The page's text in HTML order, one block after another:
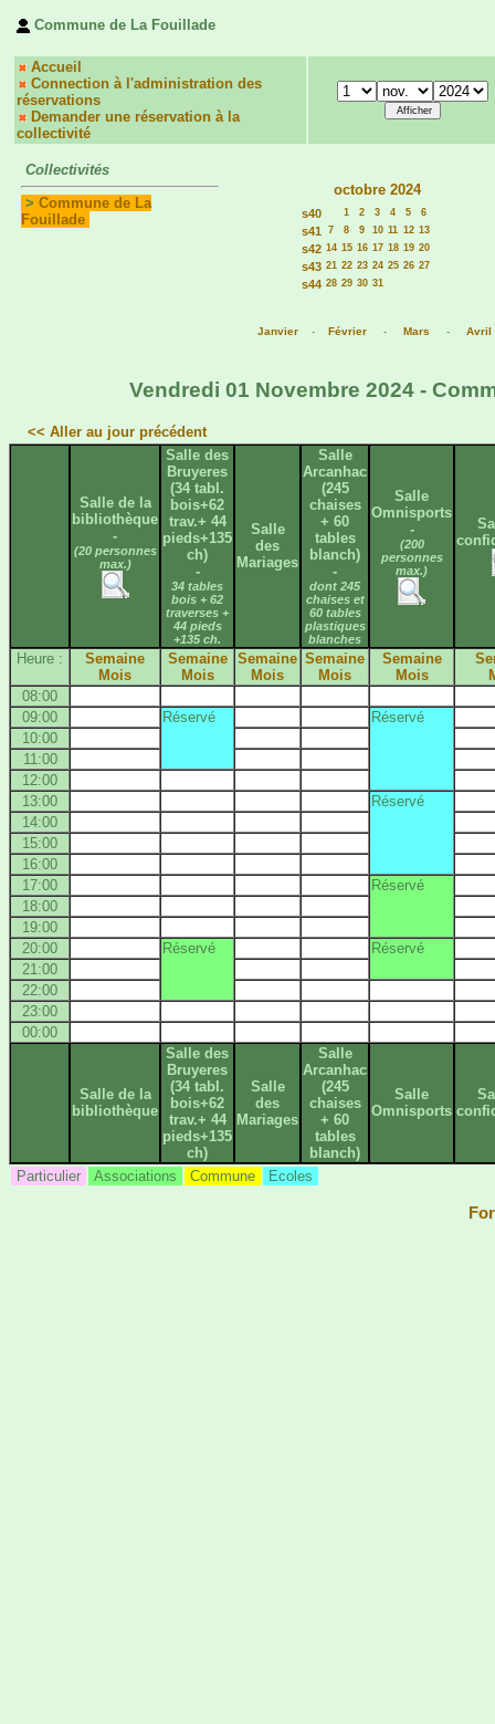
Commune de La Fouillade
Accueil
Connection à l'administration des
réservations
Demander une réservation à la
collectivité
Collectivités
> Commune de La
Fouillade
octobre 2024
s40 1 2 3 4 5 6
s41 7 8 9 10 11 12 13
s42 14 15 16 17 18 19 20
s43 21 22 23 24 25 26 27
s44 28 29 30 31
Janvier - Février - Mars - Avril
Vendredi 01 Novembre 2024 -
<< Aller au jour précédent
Salle de la
bibliothèque
-
(20 personnes
max.)
Salle des
Bruyeres
(34 tabl.
bois+62
trav.+ 44
pieds+135
ch)
-
34 tables
bois + 62
traverses +
44 pieds
+135 ch.
Salle
des
Mariages
Salle
Arcanhac
(245
chaises
+ 60
tables
blanch)
-
dont 245
chaises et
60 tables
plastiques
blanches
Salle
Omnisports
-
(200
personnes
max.)
Heure :
Semaine
Mois
Semaine
Mois
Semaine
Mois
Semaine
Mois
Semaine
Mois
08:00
09:00
Réservé
Réservé
10:00
11:00
12:00
13:00
Réservé
14:00
15:00
16:00
17:00
Réservé
18:00
19:00
20:00
Réservé
Réservé
21:00
22:00
23:00
00:00
Salle de la
bibliothèque
Salle des
Bruyeres
(34 tabl.
bois+62
trav.+ 44
pieds+135
ch)
Salle
des
Mariages
Salle
Arcanhac
(245
chaises
+ 60
tables
blanch)
Salle
Omnisports
Particulier Associations Commune Ecoles